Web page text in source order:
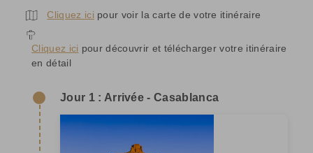
Cliquez ici pour voir la carte de votre itinéraire
Cliquez ici pour découvrir et télécharger votre itinéraire
en détail
Jour 1 : Arrivée - Casablanca